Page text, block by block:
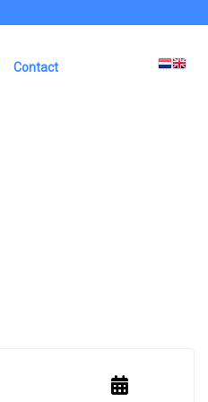
Contact